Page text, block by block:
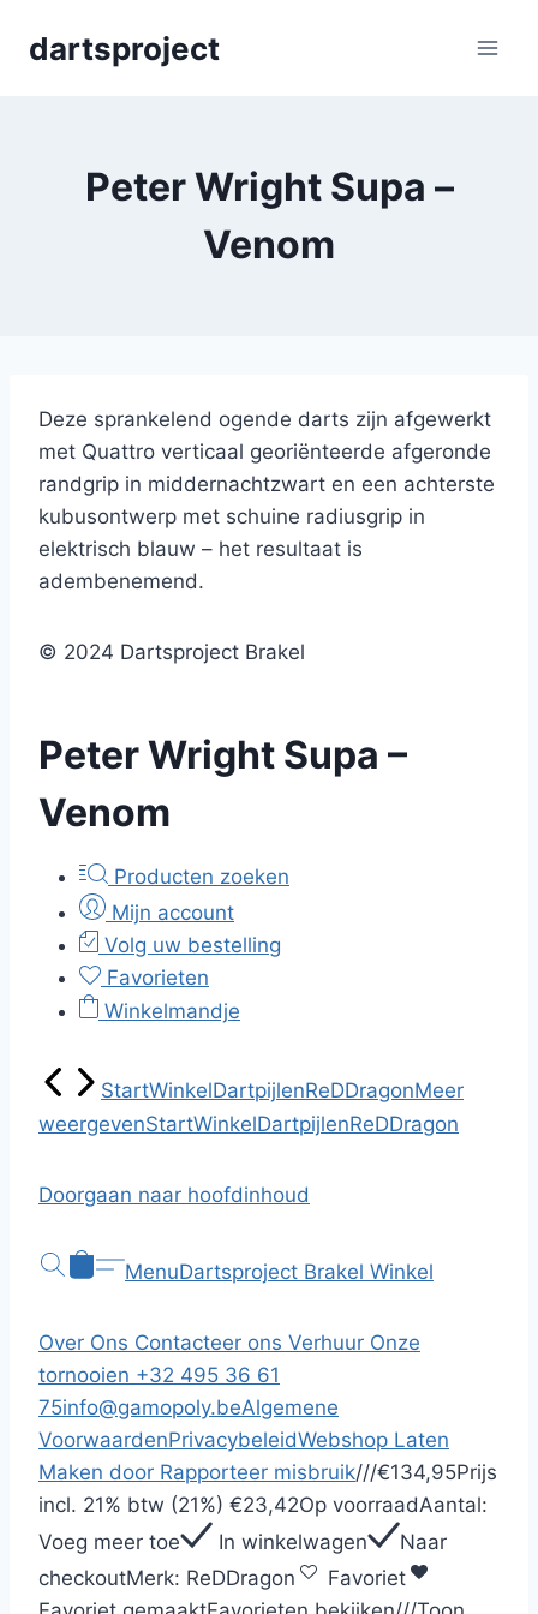
dartsproject
Peter Wright Supa –
Venom
Deze sprankelend ogende darts zijn afgewerkt
met Quattro verticaal georiënteerde afgeronde
randgrip in middernachtzwart en een achterste
kubusontwerp met schuine radiusgrip in
elektrisch blauw – het resultaat is
adembenemend.
© 2024 Dartsproject Brakel
Peter Wright Supa –
Venom
Producten zoeken
Mijn account
Volg uw bestelling
Favorieten
Winkelmandje
StartWinkelDartpijlenReDDragonMeer
weergevenStartWinkelDartpijlenReDDragon
Doorgaan naar hoofdinhoud
MenuDartsproject Brakel Winkel
Over Ons Contacteer ons Verhuur Onze
tornooien +32 495 36 61
75info@gamopoly.beAlgemene
VoorwaardenPrivacybeleidWebshop Laten
Maken door Rapporteer misbruik///€134,95Prijs
incl. 21% btw (21%) €23,42Op voorraadAantal:
Voeg meer toe
In winkelwagen
Naar
checkoutMerk: ReDDragon
Favoriet